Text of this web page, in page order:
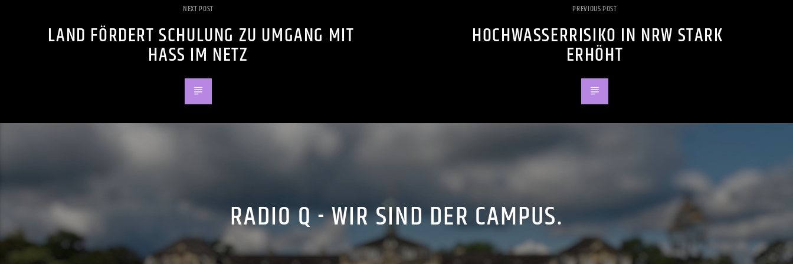
NEXT POST
LAND FÖRDERT SCHULUNG ZU UMGANG MIT
HASS IM NETZ
PREVIOUS POST
HOCHWASSERRISIKO IN NRW STARK
ERHÖHT
RADIO Q - WIR SIND DER CAMPUS.